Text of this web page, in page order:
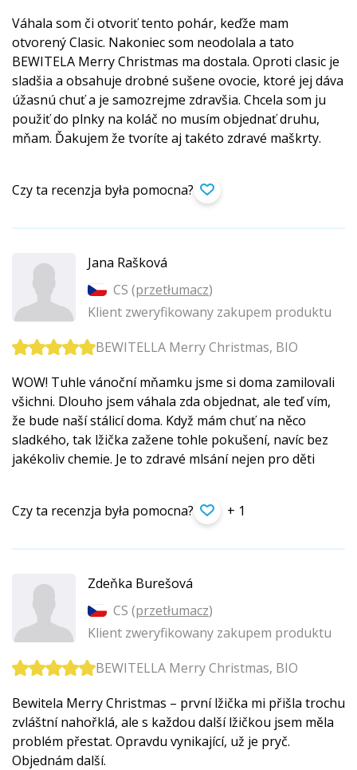
Váhala som či otvoriť tento pohár, keďže mam
otvorený Clasic. Nakoniec som neodolala a tato
BEWITELA Merry Christmas ma dostala. Oproti clasic je
sladšia a obsahuje drobné sušene ovocie, ktoré jej dáva
úžasnú chuť a je samozrejme zdravšia. Chcela som ju
použiť do plnky na koláč no musím objednať druhu,
mňam. Ďakujem že tvoríte aj takéto zdravé maškrty.
Czy ta recenzja była pomocna?
Jana Rašková
CS (przetłumacz)
Klient zweryfikowany zakupem produktu
BEWITELLA Merry Christmas, BIO
WOW! Tuhle vánoční mňamku jsme si doma zamilovali
všichni. Dlouho jsem váhala zda objednat, ale teď vím,
že bude naší stálicí doma. Když mám chuť na něco
sladkého, tak lžička zažene tohle pokušení, navíc bez
jakékoliv chemie. Je to zdravé mlsání nejen pro děti
Czy ta recenzja była pomocna? + 1
Zdeňka Burešová
CS (przetłumacz)
Klient zweryfikowany zakupem produktu
BEWITELLA Merry Christmas, BIO
Bewitela Merry Christmas – první lžička mi přišla trochu
zvláštní nahořklá, ale s každou další lžičkou jsem měla
problém přestat. Opravdu vynikající, už je pryč.
Objednám další.